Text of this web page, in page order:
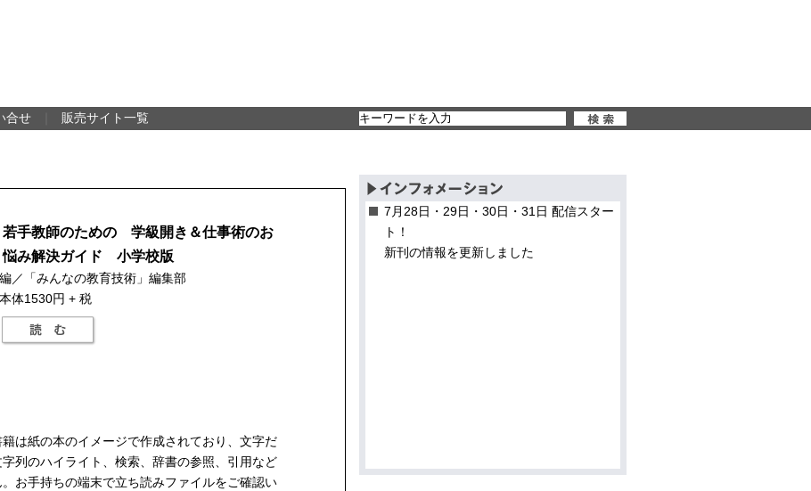
合せ 販売サイト一覧
若手教師のための 学級開き＆仕事術のお
悩み解決ガイド 小学校版
編／「みんなの教育技術」編集部
本体1530円 + 税
は紙の本のイメージで作成されており、文字だ
列のハイライト、検索、辞書の参照、引用など
お手持ちの端末で立ち読みファイルをご確認い
7月28日・29日・30日・31日 配信スター
ト！
新刊の情報を更新しました